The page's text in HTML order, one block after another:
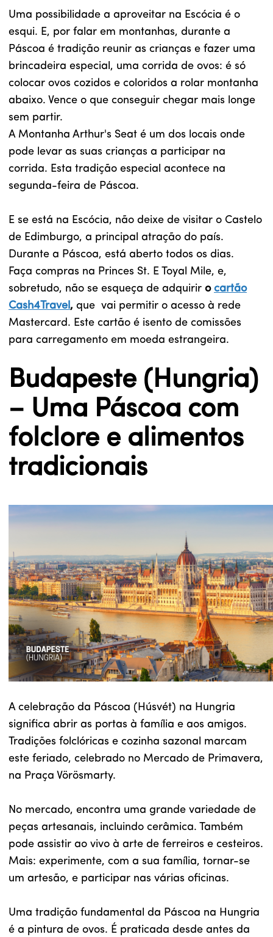
Uma possibilidade a aproveitar na Escócia é o
esqui. E, por falar em montanhas, durante a
Páscoa é tradição reunir as crianças e fazer uma
brincadeira especial, uma corrida de ovos: é só
colocar ovos cozidos e coloridos a rolar montanha
abaixo. Vence o que conseguir chegar mais longe
sem partir.
A Montanha Arthur's Seat é um dos locais onde
pode levar as suas crianças a participar na
corrida. Esta tradição especial acontece na
segunda-feira de Páscoa.
E se está na Escócia, não deixe de visitar o Castelo
de Edimburgo, a principal atração do país.
Durante a Páscoa, está aberto todos os dias.
Faça compras na Princes St. E Toyal Mile, e,
sobretudo, não se esqueça de adquirir o cartão
Cash4Travel , que vai permitir o acesso à rede
Mastercard. Este cartão é isento de comissões
para carregamento em moeda estrangeira.
Budapeste (Hungria)
– Uma Páscoa com
folclore e alimentos
tradicionais
A celebração da Páscoa (Húsvét) na Hungria
significa abrir as portas à família e aos amigos.
Tradições folclóricas e cozinha sazonal marcam
este feriado, celebrado no Mercado de Primavera,
na Praça Vörösmarty.
No mercado, encontra uma grande variedade de
peças artesanais, incluindo cerâmica. Também
pode assistir ao vivo à arte de ferreiros e cesteiros.
Mais: experimente, com a sua família, tornar-se
um artesão, e participar nas várias oficinas.
Uma tradição fundamental da Páscoa na Hungria
é a pintura de ovos. É praticada desde antes da